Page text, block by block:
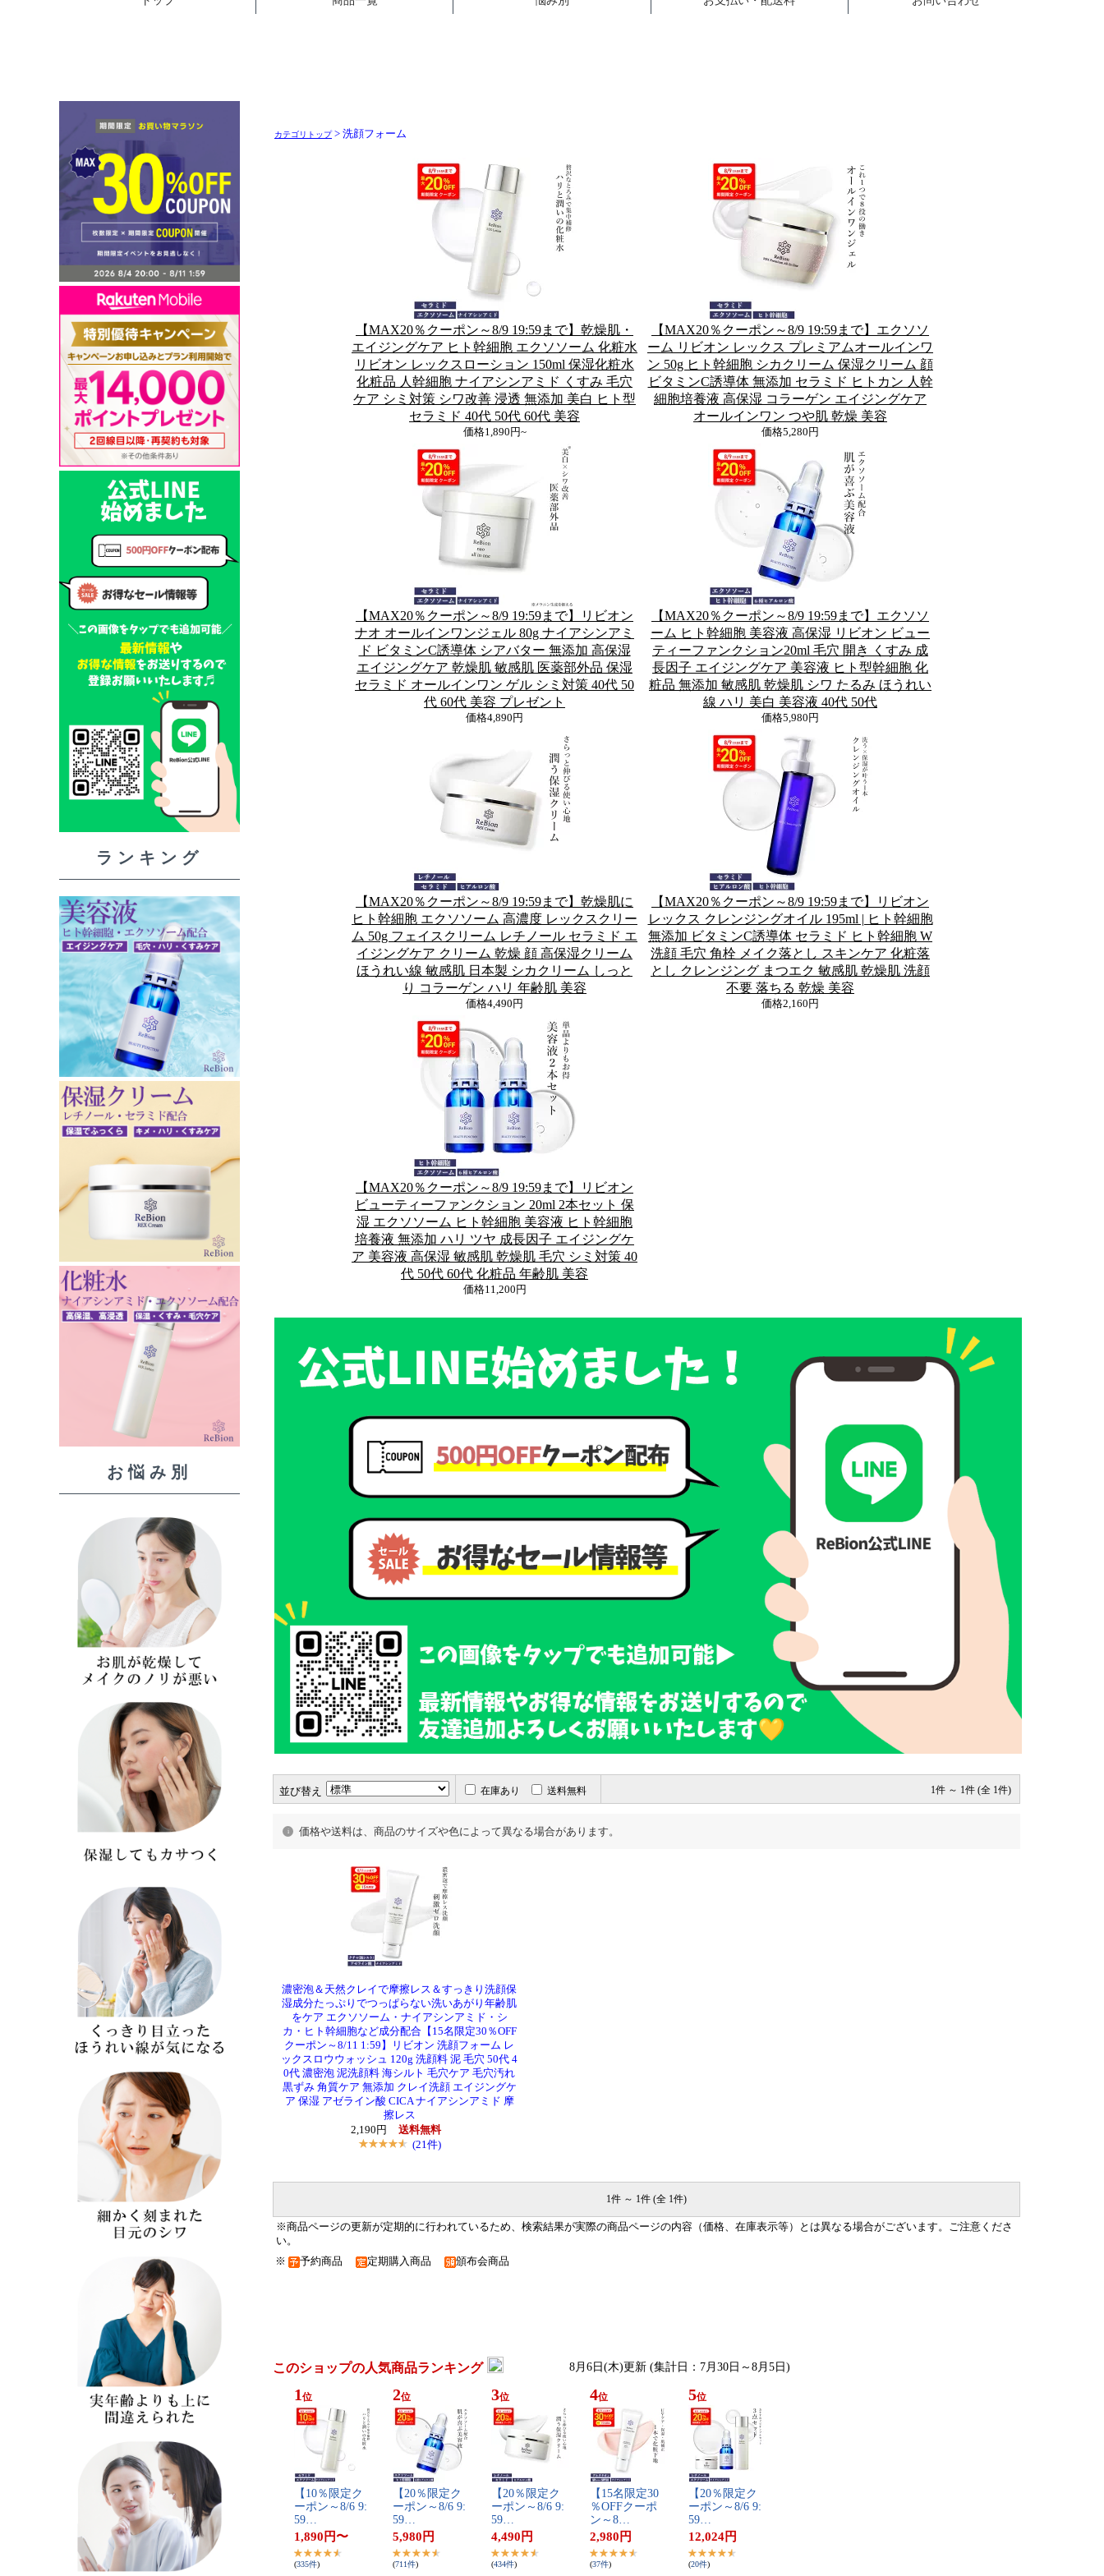
カテゴリトップ> 洗顔フォーム
【MAX20％クーポン～8/9 19:59まで】乾燥肌・
エイジングケア ヒト幹細胞 エクソソーム 化粧水
リビオン レックスローション 150ml 保湿化粧水
化粧品 人幹細胞 ナイアシンアミド くすみ 毛穴
ケア シミ対策 シワ改善 浸透 無添加 美白 ヒト型
セラミド 40代 50代 60代 美容
価格1,890円~
【MAX20％クーポン～8/9 19:59まで】エクソソ
ーム リビオン レックス プレミアムオールインワ
ン 50g ヒト幹細胞 シカクリーム 保湿クリーム 顔
ビタミンC誘導体 無添加 セラミド ヒトカン 人幹
細胞培養液 高保湿 コラーゲン エイジングケア
オールインワン つや肌 乾燥 美容
価格5,280円
【MAX20％クーポン～8/9 19:59まで】リビオン
ナオ オールインワンジェル 80g ナイアシンアミ
ド ビタミンC誘導体 シアバター 無添加 高保湿
エイジングケア 乾燥肌 敏感肌 医薬部外品 保湿
セラミド オールインワン ゲル シミ対策 40代 50
代 60代 美容 プレゼント
価格4,890円
【MAX20％クーポン～8/9 19:59まで】エクソソ
ーム ヒト幹細胞 美容液 高保湿 リビオン ビュー
ティーファンクション20ml 毛穴 開き くすみ 成
長因子 エイジングケア 美容液 ヒト型幹細胞 化
粧品 無添加 敏感肌 乾燥肌 シワ たるみ ほうれい
線 ハリ 美白 美容液 40代 50代
価格5,980円
【MAX20％クーポン～8/9 19:59まで】乾燥肌に
ヒト幹細胞 エクソソーム 高濃度 レックスクリー
ム 50g フェイスクリーム レチノール セラミド エ
イジングケア クリーム 乾燥 顔 高保湿クリーム
ほうれい線 敏感肌 日本製 シカクリーム しっと
り コラーゲン ハリ 年齢肌 美容
価格4,490円
【MAX20％クーポン～8/9 19:59まで】リビオン
レックス クレンジングオイル 195ml | ヒト幹細胞
無添加 ビタミンC誘導体 セラミド ヒト幹細胞 W
洗顔 毛穴 角栓 メイク落とし スキンケア 化粧落
とし クレンジング まつエク 敏感肌 乾燥肌 洗顔
不要 落ちる 乾燥 美容
価格2,160円
【MAX20％クーポン～8/9 19:59まで】リビオン
ビューティーファンクション 20ml 2本セット 保
湿 エクソソーム ヒト幹細胞 美容液 ヒト幹細胞
培養液 無添加 ハリ ツヤ 成長因子 エイジングケ
ア 美容液 高保湿 敏感肌 乾燥肌 毛穴 シミ対策 40
代 50代 60代 化粧品 年齢肌 美容
価格11,200円
並び替え 在庫あり 送料無料 1件 ～ 1件 (全 1件)
価格や送料は、商品のサイズや色によって異なる場合があります。
濃密泡＆天然クレイで摩擦レス＆すっきり洗顔保
湿成分たっぷりでつっぱらない洗いあがり年齢肌
をケア エクソソーム・ナイアシンアミド・シ
カ・ヒト幹細胞など成分配合【15名限定30％OFF
クーポン～8/11 1:59】リビオン 洗顔フォーム レ
ックスロウウォッシュ 120g 洗顔料 泥 毛穴 50代 4
0代 濃密泡 泥洗顔料 海シルト 毛穴ケア 毛穴汚れ
黒ずみ 角質ケア 無添加 クレイ洗顔 エイジングケ
ア 保湿 アゼライン酸 CICA ナイアシンアミド 摩
擦レス
2,190円
送料無料
(21件)
1件 ～ 1件 (全 1件)
※商品ページの更新が定期的に行われているため、検索結果が実際の商品ページの内容（価格、在庫表示等）とは異なる場合がございます。ご注意くださ
い。
※ 予約商品 定期購入商品 頒布会商品
このショップの人気商品ランキング 8月6日(木)更新 (集計日：7月30日～8月5日)
1 位
【​1​0​％​限​定​ク​
ー​ポ​ン​～​8​/​6​ ​9​:​
5​9​…
1,890 円〜
(335件)
2位
【​2​0​％​限​定​ク​
ー​ポ​ン​～​8​/​6​ ​9​:​
5​9​…
5,980 円
(711件)
3位
【​2​0​％​限​定​ク​
ー​ポ​ン​～​8​/​6​ ​9​:​
5​9​…
4,490 円
(434件)
4位
【​1​5​名​限​定​3​0​
％​O​F​F​ク​ー​ポ​
ン​～​8​…
2,980 円
(37件)
5位
【​2​0​％​限​定​ク​
ー​ポ​ン​～​8​/​6​ ​9​:​
5​9​…
12,024円
(20件)